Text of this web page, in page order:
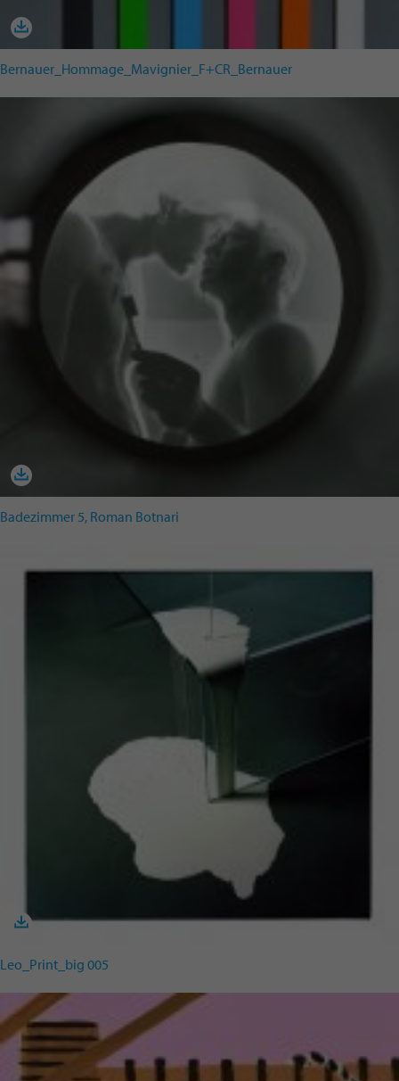
Bernauer_Hommage_Mavignier_F+CR_Bernauer
Badezimmer 5, Roman Botnari
Leo_Print_big 005